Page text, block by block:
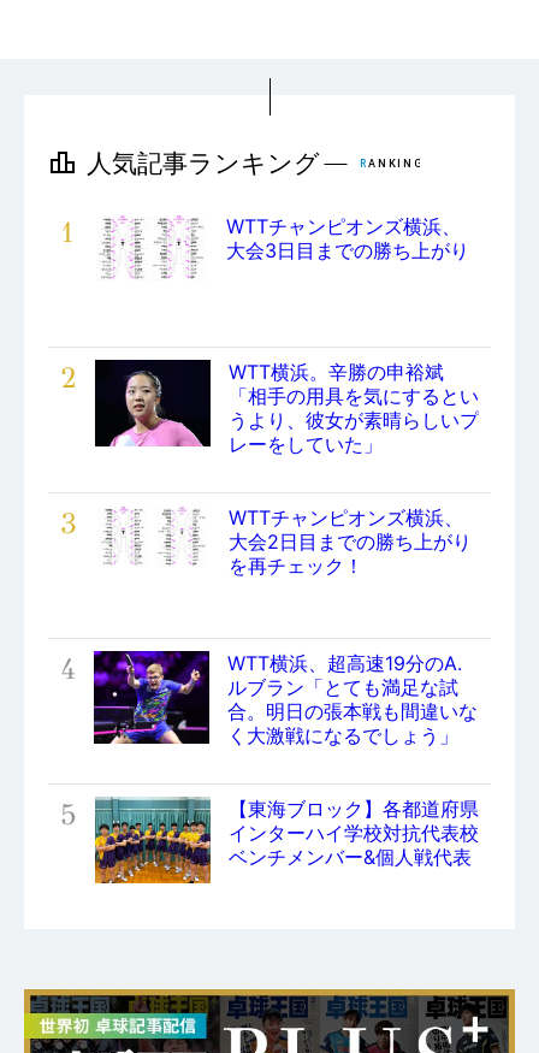
1
WTTチャンピオンズ横浜、
大会3日目までの勝ち上がり
2
WTT横浜。辛勝の申裕斌
「相手の用具を気にするとい
うより、彼女が素晴らしいプ
レーをしていた」
3
WTTチャンピオンズ横浜、
大会2日目までの勝ち上がり
を再チェック！
4
WTT横浜、超高速19分のA.
ルブラン「とても満足な試
合。明日の張本戦も間違いな
く大激戦になるでしょう」
5
【東海ブロック】各都道府県
インターハイ学校対抗代表校
ベンチメンバー&個人戦代表